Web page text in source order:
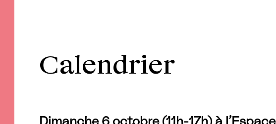
Calendrier